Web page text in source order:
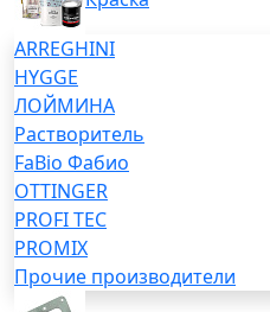
ARREGHINI
HYGGE
ЛОЙМИНА
Растворитель
FaBio Фабио
OTTINGER
PROFI TEC
PROMIX
Прочие производители